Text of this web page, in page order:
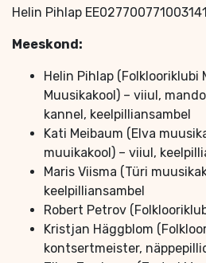
Helin Pihlap
Meeskond:
Helin Pihlap (Folklooriklubi
Muusikakool) – viiul,
kannel, keelpilliansambel
Kati Meibaum (Elva
muuikakool) – viiul,
Maris Viisma (Türi
keelpilliansambel
Robert Petrov
Kristjan Häggblom
kontsertmeister,